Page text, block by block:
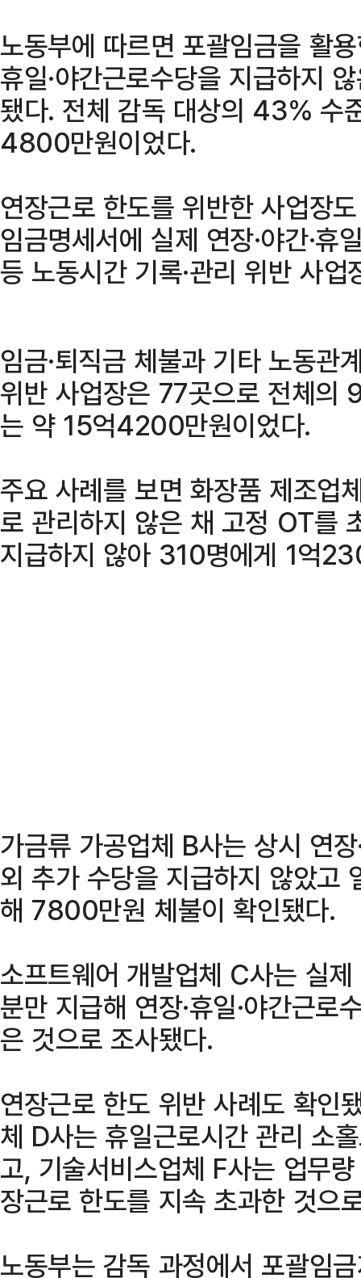
노동부에 따르면 포괄임금을 활
휴일·야간근로수당을 지급하지
됐다. 전체 감독 대상의 43% 수
4800만원이었다.
연장근로 한도를 위반한 사업장
임금명세서에 실제 연장·야간·휴
등 노동시간 기록·관리 위반 사
임금·퇴직금 체불과 기타 노동관
위반 사업장은 77곳으로 전체의
는 약 15억4200만원이었다.
주요 사례를 보면 화장품 제조업
로 관리하지 않은 채 고정 OT를
지급하지 않아 310명에게 1억
가금류 가공업체 B사는 상시 연
외 추가 수당을 지급하지 않았고
해 7800만원 체불이 확인됐다.
소프트웨어 개발업체 C사는 실
분만 지급해 연장·휴일·야간근
은 것으로 조사됐다.
연장근로 한도 위반 사례도 확인
체 D사는 휴일근로시간 관리 소
고, 기술서비스업체 F사는 업무
장근로 한도를 지속 초과한 것으
노동부는 감독 과정에서 포괄임